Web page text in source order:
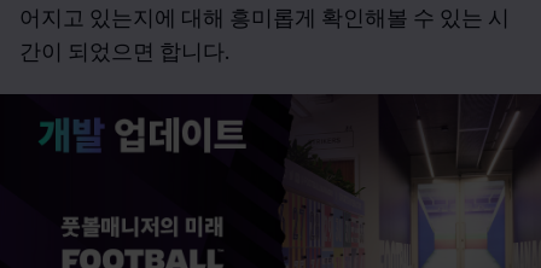
어지고 있는지에 대해 흥미롭게 확인해볼 수 있는 시
간이 되었으면 합니다.